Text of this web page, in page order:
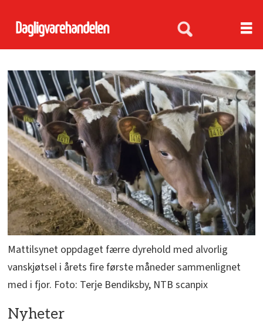
Mattilsynet oppdaget færre dyrehold med alvorlig
vanskjøtsel i årets fire første måneder sammenlignet
med i fjor. Foto: Terje Bendiksby, NTB scanpix
Nyheter